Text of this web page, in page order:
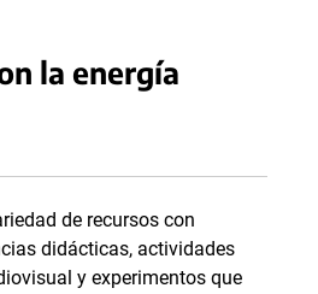
la energía
de recursos con
didácticas, actividades
y experimentos que